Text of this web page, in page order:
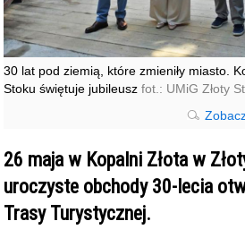
30 lat pod ziemią, które zmieniły miasto.
Stoku świętuje jubileusz fot.: UMiG Złoty
26 maja w Kopalni Złota w
uroczyste obchody 30-lecia
Trasy Turystycznej.